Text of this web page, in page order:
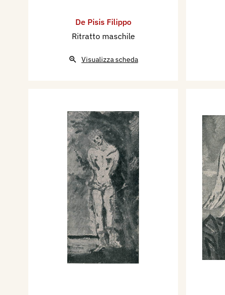
De Pisis Filippo
Ritratto maschile
Visualizza scheda